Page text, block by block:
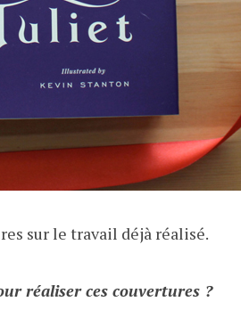
sur le travail déjà réalisé.
réaliser ces couvertures ?